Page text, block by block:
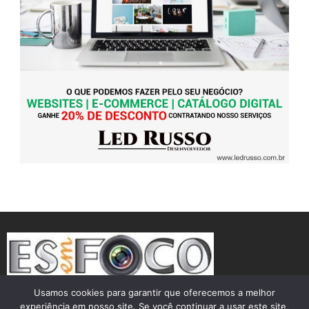
Usamos cookies para garantir que oferecemos a melhor
experiência em nosso site. Se você continuar a usar este site,